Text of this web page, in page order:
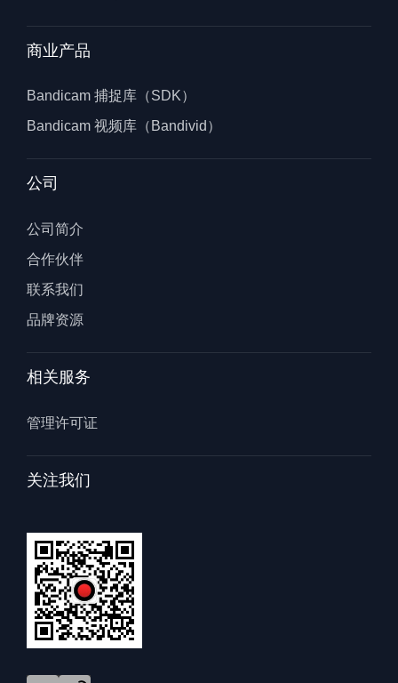
商业产品
Bandicam 捕捉库（SDK）
Bandicam 视频库（Bandivid）
公司
公司简介
合作伙伴
联系我们
品牌资源
相关服务
管理许可证
关注我们